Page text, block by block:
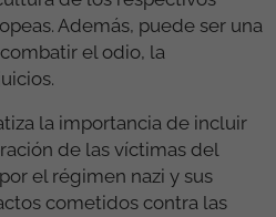
Además, puede ser una
el odio, la
la importancia de incluir
de las víctimas del
el régimen nazi y sus
cometidos contra las